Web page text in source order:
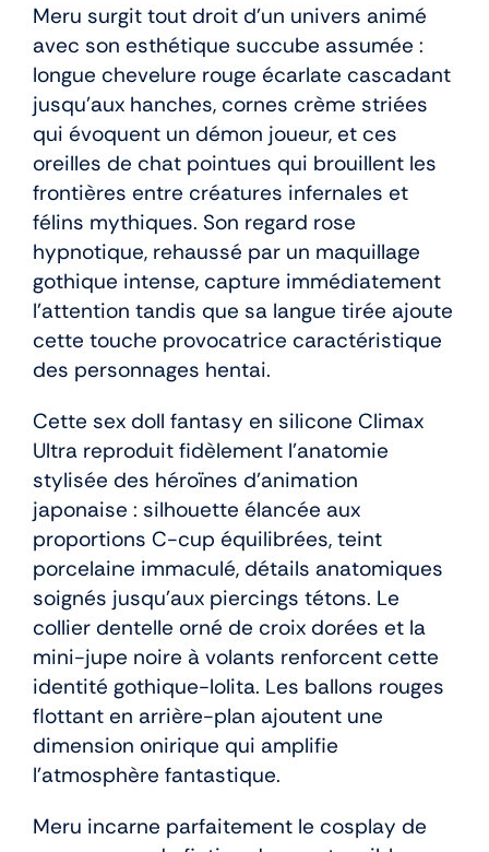
Meru surgit tout droit d’un univers animé
avec son esthétique succube assumée :
longue chevelure rouge écarlate cascadant
jusqu’aux hanches, cornes crème striées
qui évoquent un démon joueur, et ces
oreilles de chat pointues qui brouillent les
frontières entre créatures infernales et
félins mythiques. Son regard rose
hypnotique, rehaussé par un maquillage
gothique intense, capture immédiatement
l’attention tandis que sa langue tirée ajoute
cette touche provocatrice caractéristique
des personnages hentai.
Cette sex doll fantasy en silicone Climax
Ultra reproduit fidèlement l’anatomie
stylisée des héroïnes d’animation
japonaise : silhouette élancée aux
proportions C-cup équilibrées, teint
porcelaine immaculé, détails anatomiques
soignés jusqu’aux piercings tétons. Le
collier dentelle orné de croix dorées et la
mini-jupe noire à volants renforcent cette
identité gothique-lolita. Les ballons rouges
flottant en arrière-plan ajoutent une
dimension onirique qui amplifie
l’atmosphère fantastique.
Meru incarne parfaitement le cosplay de